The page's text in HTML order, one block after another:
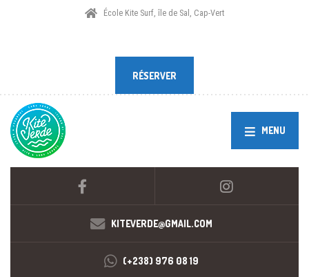
École Kite Surf, île de Sal, Cap-Vert
RÉSERVER
MENU
KITEVERDE@GMAIL.COM
(+238) 976 08 19